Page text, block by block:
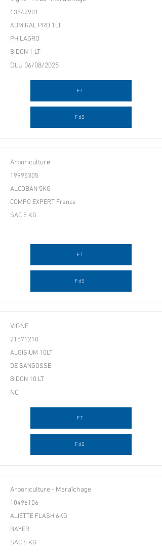
13842901
ADMIRAL PRO 1LT
PHILAGRO
BIDON 1 LT
DLU 06/08/2025
FT
FdS
Arboriculture
19995305
ALCOBAN 5KG
COMPO EXPERT France
SAC 5 KG
FT
FdS
VIGNE
21571210
ALGISIUM 10LT
DE SANGOSSE
BIDON 10 LT
NC
FT
FdS
Arboriculture - Maraîchage
10496106
ALIETTE FLASH 6KG
BAYER
SAC 6 KG